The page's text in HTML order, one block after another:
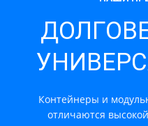
Контейнеры и
отличаются